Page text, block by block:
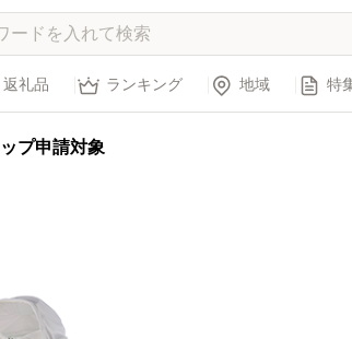
返礼品 ランキング 地域 特
プ申請対象